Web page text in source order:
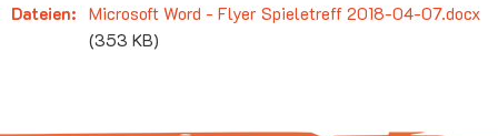
Dateien: Microsoft Word - Flyer Spieletreff 2018-04-07.docx
(353 KB)